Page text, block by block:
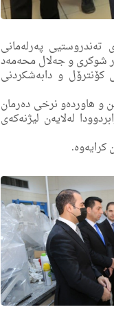
ته‌ندروستیی ‌په‌رله‌مانی
شوكری و جه‌لال محه‌مه‌د
كۆنترۆل و دابه‌شكردنی
و هاورده‌و نرخی ده‌رمان
له‌لایه‌ن لیژنه‌كه‌ى
كرایه‌وه.